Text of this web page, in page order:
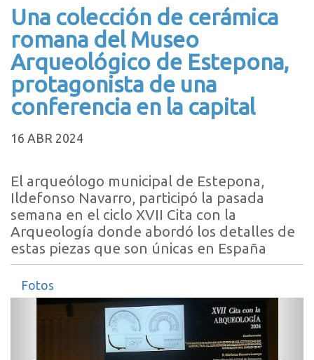
Una colección de cerámica
romana del Museo
Arqueológico de Estepona,
protagonista de una
conferencia en la capital
16 ABR 2024
El arqueólogo municipal de Estepona,
Ildefonso Navarro, participó la pasada
semana en el ciclo XVII Cita con la
Arqueología donde abordó los detalles de
estas piezas que son únicas en España
Fotos
Anterior